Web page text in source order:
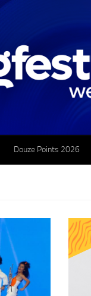
Douze Points 2026